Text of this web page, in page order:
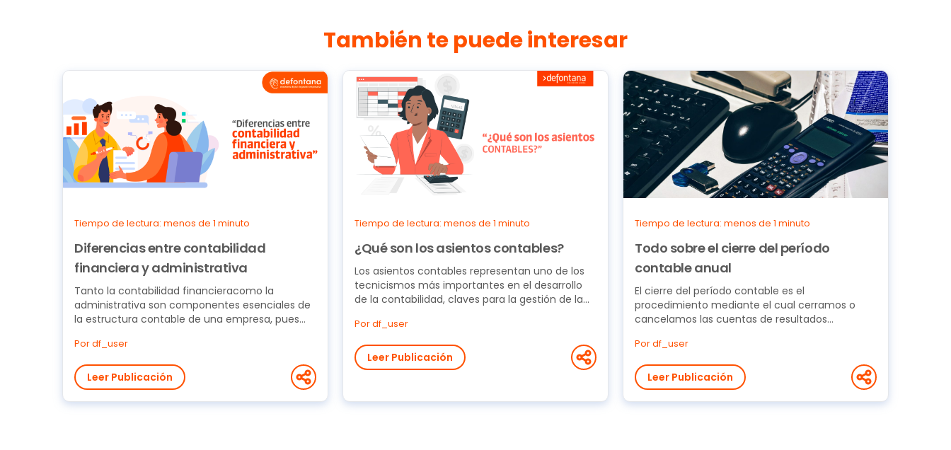
También te puede interesar
Tiempo de lectura: menos de 1 minuto
Diferencias entre contabilidad
financiera y administrativa
Tanto la contabilidad financieracomo la
administrativa son componentes esenciales de
la estructura contable de una empresa, pues
Por df_user
Leer Publicación
Tiempo de lectura: menos de 1 minuto
¿Qué son los asientos contables?
Los asientos contables representan uno de los
tecnicismos más importantes en el desarrollo
de la contabilidad, claves para la gestión de la...
Por df_user
Leer Publicación
Tiempo de lectura: menos de 1 minuto
Todo sobre el cierre del período
contable anual
El cierre del período contable es el
procedimiento mediante el cual cerramos o
cancelamos las cuentas de resultados
Por df_user
Leer Publicación